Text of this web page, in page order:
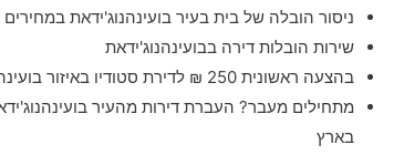
ניסור הובלה של בית בעיר בועינהנוג'ידאת
שירות הובלות דירה בבועינהנוג'ידאת
בהצעה ראשונית 250 ₪ לדירת סטודיו באיזור בועינהנוג'ידאת
מתחילים מעבר? העברת דירות מהעיר
בארץ